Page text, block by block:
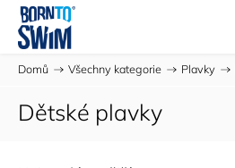
Domů / Všechny kategorie / Plavky /
Dětské plavky